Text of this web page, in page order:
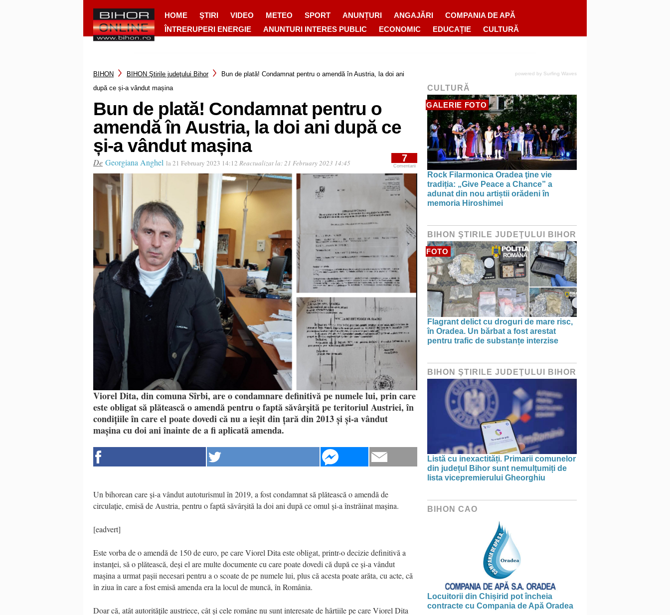
HOME ŞTIRI VIDEO METEO SPORT ANUNȚURI ANGAJĂRI
COMPANIA DE APĂ
ÎNTRERUPERI ENERGIE
ANUNTURI INTERES PUBLIC ECONOMIC EDUCAȚIE CULTURĂ
BIHON BIHON Ştirile judeţului Bihor
Bun de plată! Condamnat pentru o amendă în Austria, la doi ani
după ce și-a vândut mașina
Bun de plată! Condamnat pentru o
amendă în Austria, la doi ani după ce
și-a vândut mașina
De Georgiana Anghel la 21 February 2023 14:12 Reactualizat la:21 February 2023 14:45 7
Comentarii
Viorel Dita, din comuna Sîrbi, are o condamnare definitivă pe numele lui, prin care
este obligat să plătească o amendă pentru o faptă săvârșită pe teritoriul Austriei, în
condițiile în care el poate dovedi că nu a ieșit din țară din 2013 și și-a vândut
mașina cu doi ani înainte de a fi aplicată amenda.
Un bihorean care și-a vândut autoturismul în 2019, a fost condamnat să plătească o amendă de
circulație, emisă de Austria, pentru o faptă săvârșită la doi ani după ce omul și-a înstrăinat mașina.
[eadvert]
Este vorba de o amendă de 150 de euro, pe care Viorel Dita este obligat, printr-o decizie definitivă a
instanței, să o plătească, deși el are multe documente cu care poate dovedi că după ce și-a vândut
mașina a urmat pașii necesari pentru a o scoate de pe numele lui, plus că acesta poate arăta, cu acte, că
în ziua în care a fost emisă amenda era la locul de muncă, în România.
Doar că, atât autoritățile austriece, cât și cele române nu sunt interesate de hârtiile pe care Viorel Dita
powered by Surfing Waves
CULTURĂ
GALERIE FOTO
Rock Filarmonica Oradea ţine vie
tradiția: „Give Peace a Chance” a
adunat din nou artiștii orădeni în
memoria Hiroshimei
BIHON ŞTIRILE JUDEŢULUI BIHOR
FOTO
Flagrant delict cu droguri de mare risc,
în Oradea. Un bărbat a fost arestat
pentru trafic de substanțe interzise
BIHON ŞTIRILE JUDEŢULUI BIHOR
Listă cu inexactități. Primarii comunelor
din județul Bihor sunt nemulțumiți de
lista vicepremierului Gheorghiu
BIHON CAO
Locuitorii din Chișirid pot încheia
contracte cu Compania de Apă Oradea